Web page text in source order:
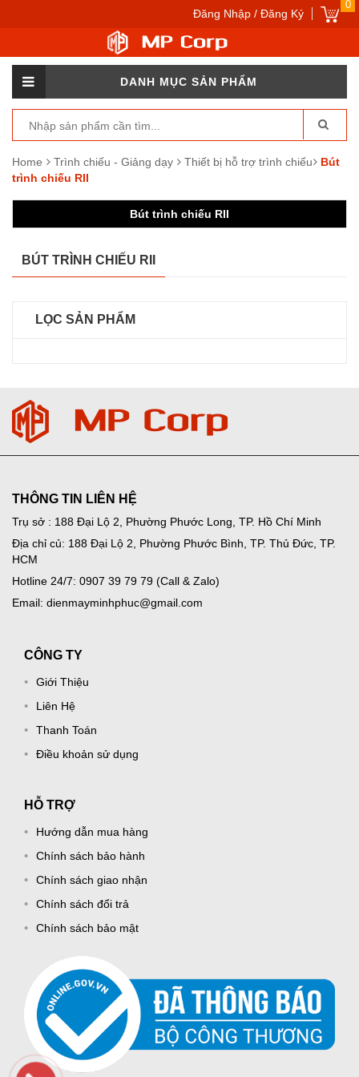
0
Đăng Nhập / Đăng Ký
DANH MỤC SẢN PHẨM
Home Trình chiếu - Giảng dạy Thiết bị hỗ trợ trình chiếu
Bút
trình chiếu RII
Bút trình chiếu RII
BÚT TRÌNH CHIẾU RII
LỌC SẢN PHẨM
THÔNG TIN LIÊN HỆ
Trụ sở : 188 Đại Lộ 2, Phường Phước Long, TP. Hồ Chí Minh
Địa chỉ củ: 188 Đại Lộ 2, Phường Phước Bình, TP. Thủ Đức, TP.
HCM
Hotline 24/7: 0907 39 79 79 (Call & Zalo)
Email: dienmayminhphuc@gmail.com
CÔNG TY
Giới Thiệu
Liên Hệ
Thanh Toán
Điều khoản sử dụng
HỖ TRỢ
Hướng dẫn mua hàng
Chính sách bảo hành
Chính sách giao nhận
Chính sách đổi trả
Chính sách bảo mật